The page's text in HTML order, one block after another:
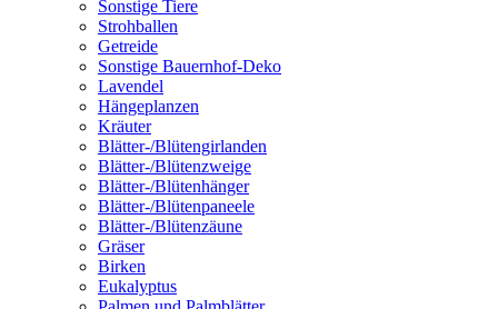
Sonstige Tiere
Strohballen
Getreide
Sonstige Bauernhof-Deko
Lavendel
Hängeplanzen
Kräuter
Blätter-/Blütengirlanden
Blätter-/Blütenzweige
Blätter-/Blütenhänger
Blätter-/Blütenpaneele
Blätter-/Blütenzäune
Gräser
Birken
Eukalyptus